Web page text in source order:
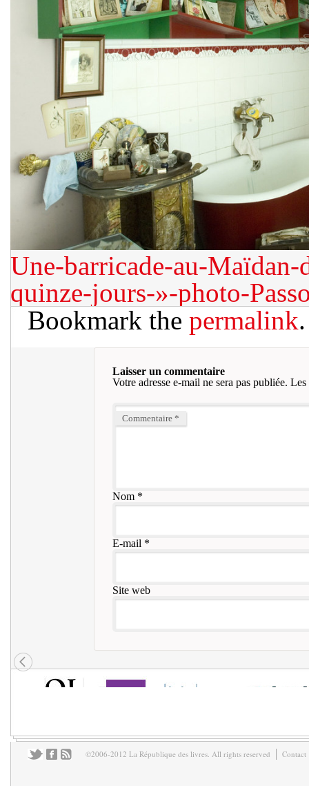
Une-barricade-au-
quinze-jours-»-photo-
Bookmark the permalink.
Laisser un commentaire
Votre adresse e-mail ne sera pas publiée. Les
Commentaire *
Nom*
E-mail *
Site web
©2006-2012 La République des livres. All rights reserved Contact